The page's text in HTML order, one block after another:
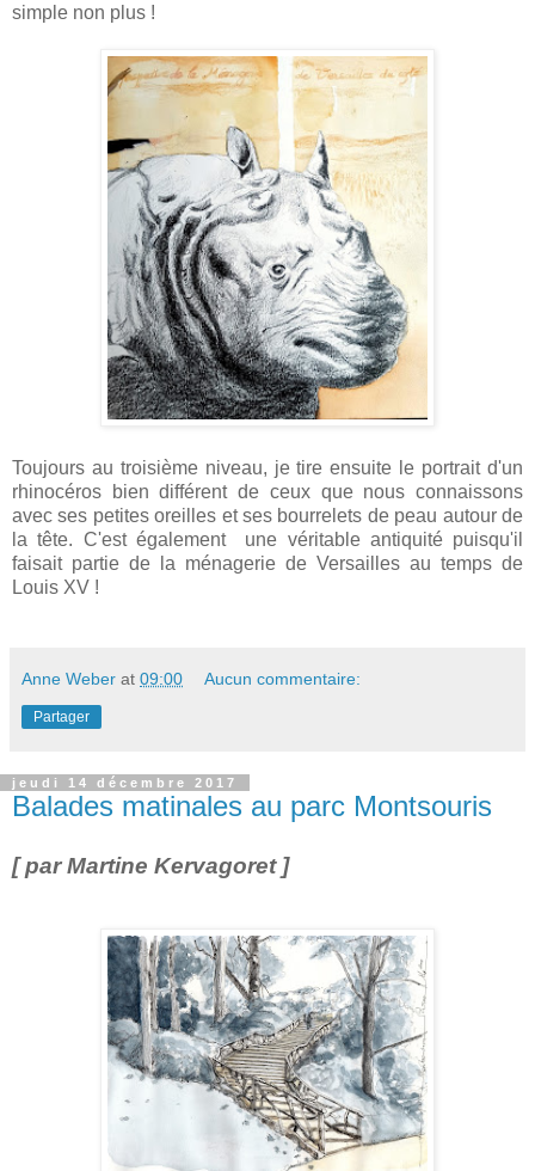
simple non plus !
Toujours au troisième niveau, je tire ensuite le portrait d'un
rhinocéros bien différent de ceux que nous connaissons
avec ses petites oreilles et ses bourrelets de peau autour de
la tête. C'est également une véritable antiquité puisqu'il
faisait partie de la ménagerie de Versailles au temps de
Louis XV !
Anne Weber at 09:00 Aucun commentaire:
Partager
jeudi 14 décembre 2017
Balades matinales au parc Montsouris
[ par Martine Kervagoret ]